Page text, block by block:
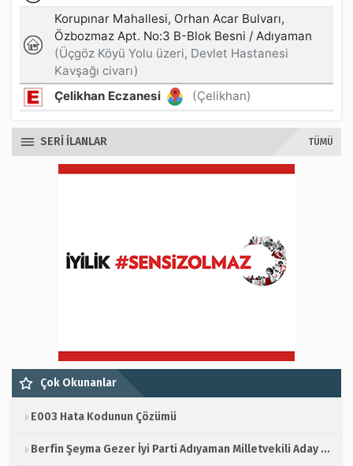
SERİ İLANLAR TÜMÜ
Çok Okunanlar
E003 Hata Kodunun Çözümü
Berfin Şeyma Gezer İyi Parti Adıyaman Milletvekili Aday Adayı